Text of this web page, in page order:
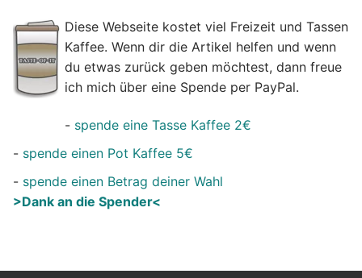
Diese Webseite kostet viel Freizeit und Tassen
Kaffee. Wenn dir die Artikel helfen und wenn
du etwas zurück geben möchtest, dann freue
ich mich über eine Spende per PayPal.
- spende eine Tasse Kaffee 2€
- spende einen Pot Kaffee 5€
- spende einen Betrag deiner Wahl
>Dank an die Spender<